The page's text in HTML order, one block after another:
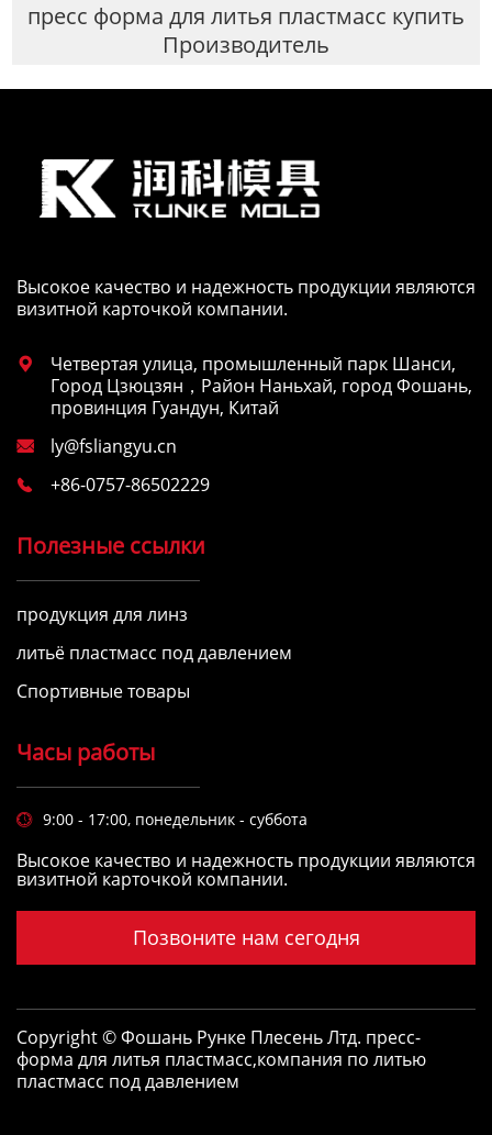
пресс форма для литья пластмасс купить
Производитель
Высокое качество и надежность продукции являются
визитной карточкой компании.

Четвертая улица, промышленный парк Шанси,
Город Цзюцзян，Район Наньхай, город Фошань,
провинция Гуандун, Китай
 ly@fsliangyu.cn
 +86-0757-86502229
Полезные ссылки
продукция для линз
литьё пластмасс под давлением
Спортивные товары
Часы работы
 9:00 - 17:00, понедельник - суббота
Высокое качество и надежность продукции являются
визитной карточкой компании.
Позвоните нам сегодня
Copyright © Фошань Рунке Плесень Лтд. пресс-
форма для литья пластмасс,компания по литью
пластмасс под давлением